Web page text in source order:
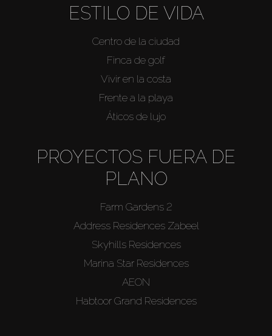
ESTILO DE VIDA
Centro de la ciudad
Finca de golf
Vivir en la costa
Frente a la playa
Áticos de lujo
PROYECTOS FUERA DE
PLANO
Farm Gardens 2
Address Residences Zabeel
Skyhills Residences
Marina Star Residences
AEON
Habtoor Grand Residences